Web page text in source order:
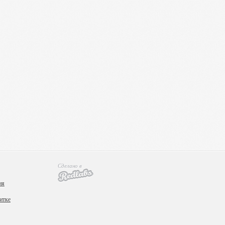
время молодой автор с удовольствием гоняет на
Сделано в